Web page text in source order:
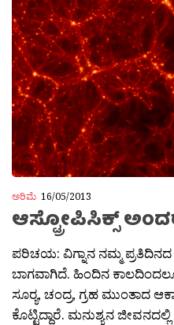
ಅರಿಮೆ 16/05/2013
ಆಸ್ಟ್ರೋಪಿಸಿಕ್ಸ್
ಪರಿಚಯ: ವಿಗ್ನಾನ ನಮ್ಮ
ಬಾಗವಾಗಿದೆ. ಹಿಂದಿನ
ಸೂರ‍್ಯ, ಚಂದ್ರ, ಗ್ರಹ ಮುಂತಾದ
ಕೊಟ್ಟಿದ್ದಾರೆ. ಮನುಶ್ಯನ